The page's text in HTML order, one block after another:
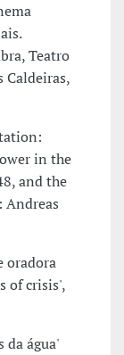
Teatro
Caldeiras,
in the
and the
Andreas
oradora
of crisis',
da água'